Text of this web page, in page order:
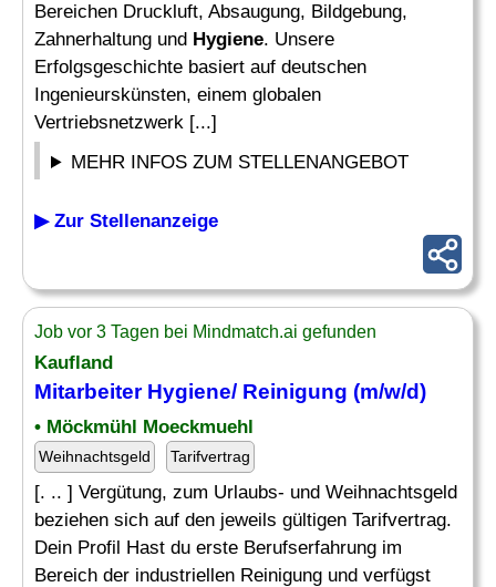
Bereichen Druckluft, Absaugung, Bildgebung,
Zahnerhaltung und Hygiene. Unsere
Erfolgsgeschichte basiert auf deutschen
Ingenieurskünsten, einem globalen
Vertriebsnetzwerk [...]
MEHR INFOS ZUM STELLENANGEBOT
▶ Zur Stellenanzeige
Job vor 3 Tagen bei Mindmatch.ai gefunden
Kaufland
Mitarbeiter Hygiene/ Reinigung (m/w/d)
• Möckmühl Moeckmuehl
Weihnachtsgeld Tarifvertrag
[. .. ] Vergütung, zum Urlaubs- und Weihnachtsgeld
beziehen sich auf den jeweils gültigen Tarifvertrag.
Dein Profil Hast du erste Berufserfahrung im
Bereich der industriellen Reinigung und verfügst